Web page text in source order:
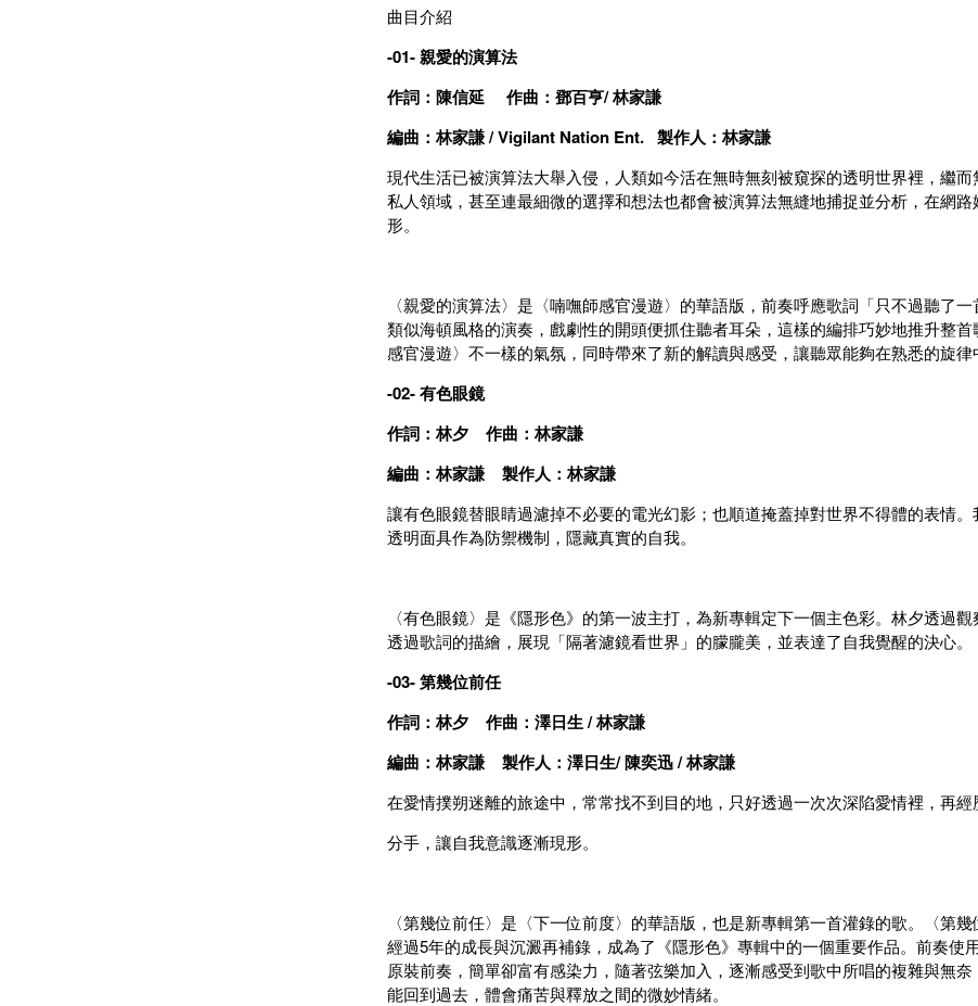
曲目介紹
-01- 親愛的演算法
作詞：陳信延 作曲：鄧百亨/ 林家謙
編曲：林家謙 / Vigilant Nation Ent. 製作人：林家謙
現代生活已被演算法大舉入侵，人類如今活在無時無刻被窺探的透明世界裡，繼
私人領域，甚至連最細微的選擇和想法也都會被演算法無縫地捕捉並分析，在網
形。
〈親愛的演算法〉是〈喃嘸師感官漫遊〉的華語版，前奏呼應歌詞「只不過聽了
類似海頓風格的演奏，戲劇性的開頭便抓住聽者耳朵，這樣的編排巧妙地推升整
感官漫遊〉不一樣的氣氛，同時帶來了新的解讀與感受，讓聽眾能夠在熟悉的旋律
-02- 有色眼鏡
作詞：林夕 作曲：林家謙
編曲：林家謙 製作人：林家謙
讓有色眼鏡替眼睛過濾掉不必要的電光幻影；也順道掩蓋掉對世界不得體的表情
透明面具作為防禦機制，隱藏真實的自我。
〈有色眼鏡〉是《隱形色》的第一波主打，為新專輯定下一個主色彩。林夕透過
透過歌詞的描繪，展現「隔著濾鏡看世界」的朦朧美，並表達了自我覺醒的決心。
-03- 第幾位前任
作詞：林夕 作曲：澤日生 / 林家謙
編曲：林家謙 製作人：澤日生/ 陳奕迅 / 林家謙
在愛情撲朔迷離的旅途中，常常找不到目的地，只好透過一次次深陷愛情裡，再經
分手，讓自我意識逐漸現形。
〈第幾位前任〉是〈下一位前度〉的華語版，也是新專輯第一首灌錄的歌。〈第
經過5年的成長與沉澱再補錄，成為了《隱形色》專輯中的一個重要作品。前奏使
原裝前奏，簡單卻富有感染力，隨著弦樂加入，逐漸感受到歌中所唱的複雜與無
能回到過去，體會痛苦與釋放之間的微妙情緒。